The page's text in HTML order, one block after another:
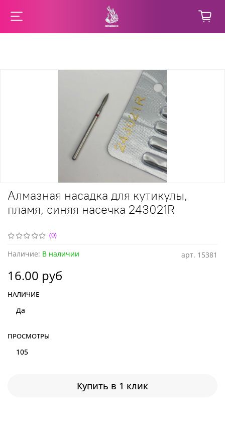
(0)
арт. 15381
Наличие: В наличии
Алмазная насадка для кутикулы,
пламя, синяя насечка 243021R
16.00 руб
Купить в 1 клик
НАЛИЧИЕ
Да
ПРОСМОТРЫ
105